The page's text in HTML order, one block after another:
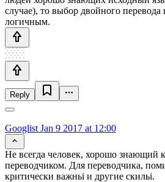
случае), то выбор двойного перевода
логичным.
Reply
Googlist Jan 9 2017 at 12:00
Не всегда человек, хорошо знающий
переводчиком. Для переводчика,
критически важньі и другие скильі.